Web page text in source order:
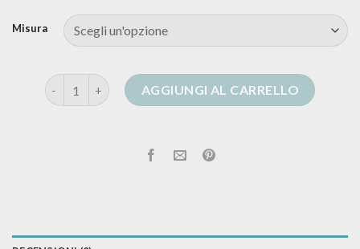
Misura
giacca cardigan donna quantitàAGGIUNGI AL CARRELLO